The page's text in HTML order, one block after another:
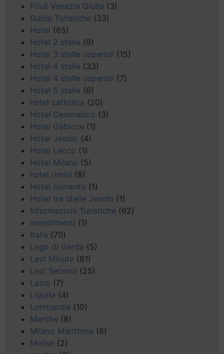
Friuli Venezia Giulia (3)
Guide Turistiche (33)
Hotel (65)
Hotel 2 stelle (9)
Hotel 3 stelle superior (15)
Hotel 4 stelle (33)
Hotel 4 stelle superior (7)
Hotel 5 stelle (6)
hotel cattolica (20)
Hotel Cesenatico (3)
Hotel Gabicce (1)
Hotel Jesolo (4)
Hotel Lecco (1)
Hotel Milano (5)
hotel rimini (8)
Hotel Sorrento (1)
Hotel tre stelle Jesolo (1)
Informazioni Turistiche (62)
investimenti (1)
Italia (70)
Lago di Garda (5)
Last Minute (81)
Last Second (25)
Lazio (7)
Liguria (4)
Lombardia (10)
Marche (8)
Milano Marittima (6)
Molise (2)